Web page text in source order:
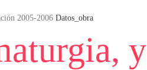
2005-2006 Datos_obra
y